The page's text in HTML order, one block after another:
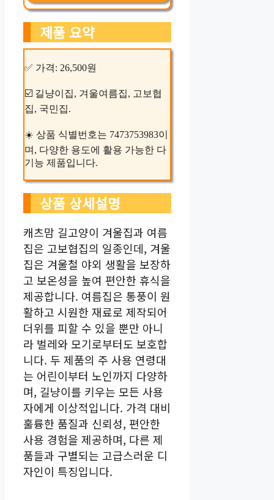
제품 요약
✅ 가격: 26,500원
☑️ 길냥이집, 겨울여름집, 고보협
집, 국민집.
☀️ 상품 식별번호는 7473753983이
며, 다양한 용도에 활용 가능한 다
기능 제품입니다.
상품 상세설명
캐츠맘 길고양이 겨울집과 여름
집은 고보협집의 일종인데, 겨울
집은 겨울철 야외 생활을 보장하
고 보온성을 높여 편안한 휴식을
제공합니다. 여름집은 통풍이 원
활하고 시원한 재료로 제작되어
더위를 피할 수 있을 뿐만 아니
라 벌레와 모기로부터도 보호합
니다. 두 제품의 주 사용 연령대
는 어린이부터 노인까지 다양하
며, 길냥이를 키우는 모든 사용
자에게 이상적입니다. 가격 대비
훌륭한 품질과 신뢰성, 편안한
사용 경험을 제공하며, 다른 제
품들과 구별되는 고급스러운 디
자인이 특징입니다.